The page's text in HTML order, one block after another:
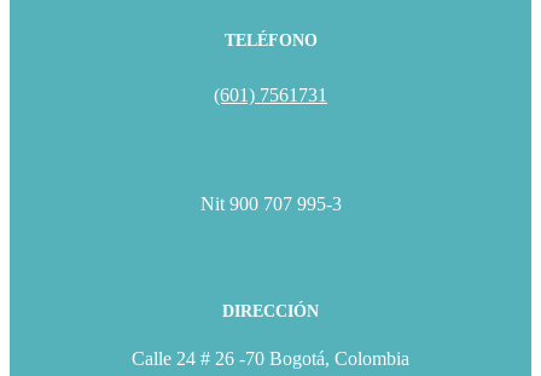
TELÉFONO
(601) 7561731
Nit 900 707 995-3
DIRECCIÓN
Calle 24 # 26 -70 Bogotá, Colombia